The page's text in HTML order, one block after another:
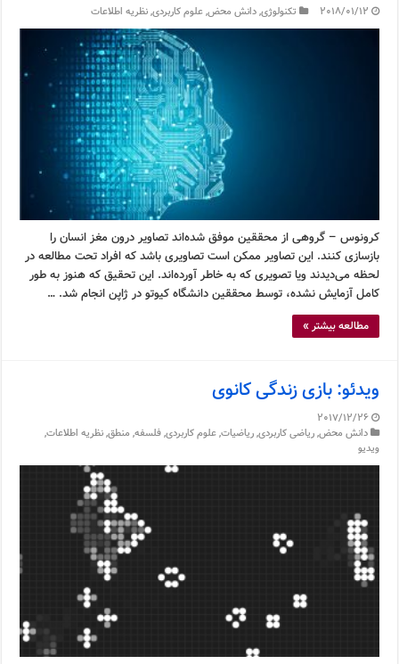
2018/01/12 تکنولوژی,دانش محض,علوم کاربردی,نظریه اطلاعات
کرونوس – گروهی از محققین موفق شده‌اند تصاویر درون مغز انسان را
بازسازی کنند. این تصاویر ممکن است تصاویری باشد که افراد تحت مطالعه در
لحظه می‌دیدند ویا تصویری که به خاطر آورده‌اند. این تحقیق که هنوز به طور
کامل آزمایش نشده، توسط محققین دانشگاه کیوتو در ژاپن انجام شد. …
مطالعه بیشتر »
ویدئو: بازی زندگی کانوی
2017/12/26
دانش محض,ریاضی کاربردی,ریاضیات,علوم کاربردی,فلسفه, منطق,نظریه اطلاعات,
ویدیو